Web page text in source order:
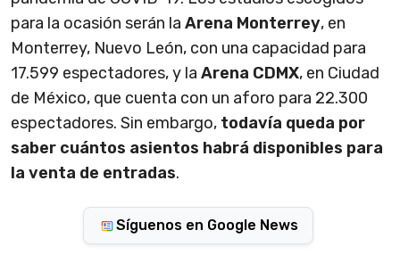
para la ocasión serán la Arena Monterrey, en
Monterrey, Nuevo León, con una capacidad para
17.599 espectadores, y la Arena CDMX, en Ciudad
de México, que cuenta con un aforo para 22.300
espectadores. Sin embargo, todavía queda por
saber cuántos asientos habrá disponibles para
la venta de entradas.
Síguenos en Google News